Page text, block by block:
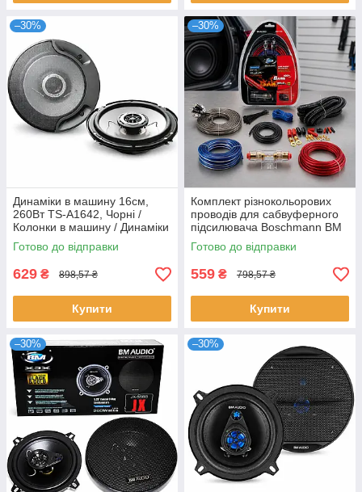
–30%
Динаміки в машину 16см,
260Вт TS-A1642, Чорні /
Колонки в машину / Динаміки
автомобільні / Автомобільна
акустика / Автодинаміки
Готово до відправки
629 ₴ 898,57 ₴
Купити
–30%
Комплект різнокольорових
проводів для сабвуферного
підсилювача Boschmann BM
Audio AWT-8K / Кабелі для
автоакустики
Готово до відправки
559 ₴ 798,57 ₴
Купити
–30% –30%